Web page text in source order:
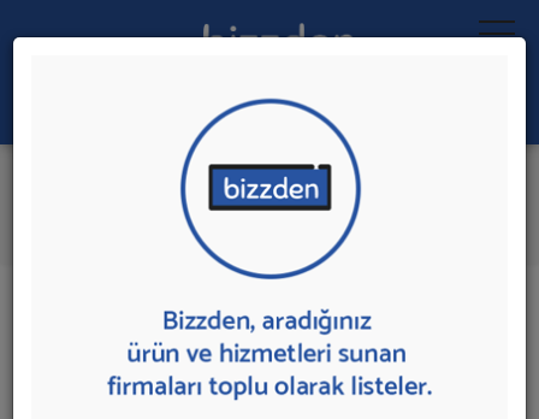
Ara:
Klima Santrali
İlk 1 Firmadan Teklif İste